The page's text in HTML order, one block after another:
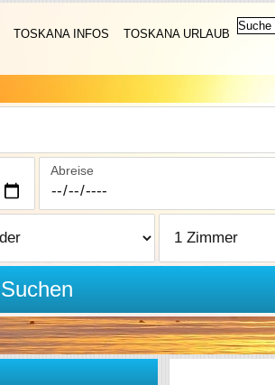
TOSKANA INFOS TOSKANA URLAUB
Abreise
Suchen